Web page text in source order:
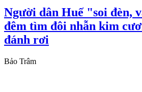
Người dân Huế "soi đèn,
đêm tìm đôi nhẫn kim
đánh rơi
Bảo Trâm